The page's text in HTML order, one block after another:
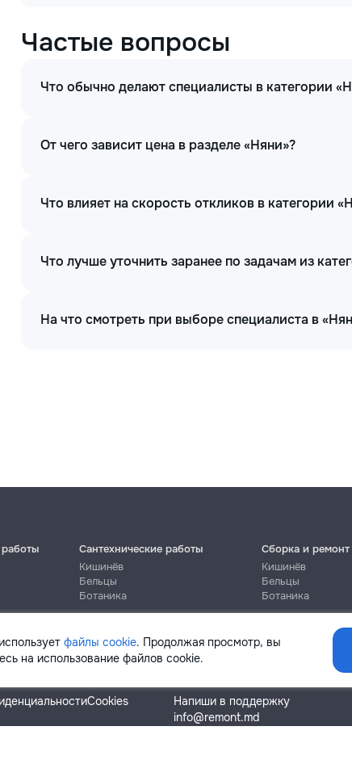
Частые вопросы
Что обычно делают специалисты в категории
От чего зависит цена в разделе «Няни»?
Что влияет на скорость откликов в категории
Что лучше уточнить заранее по задачам из
На что смотреть при выборе специалиста в
файлы cookie. Продолжая просмотр, вы
на использование файлов cookie.
Сантехнические работы
Кишинёв
Бельцы
Ботаника
Сборка и
Кишинёв
Бельцы
Ботаника
Cookies
Помощь
Напиши в поддержку
info@remont.md